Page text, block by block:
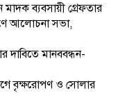
ব্যবসায়ী গ্রেফতার
আলোচনা সভা,
দাবিতে মানববন্ধন-
বৃক্ষরোপণ ও সোলার